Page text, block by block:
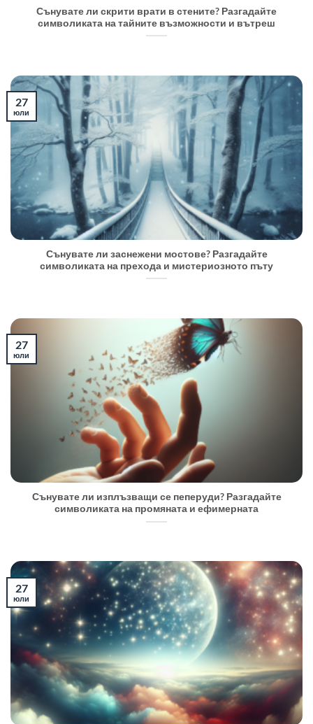
Сънувате ли скрити врати в стените? Разгадайте
символиката на тайните възможности и вътреш
Сънувате ли заснежени мостове? Разгадайте
символиката на прехода и мистериозното пъту
27
юли
Сънувате ли изплъзващи се пеперуди? Разгадайте
символиката на промяната и ефимерната
27
юли
27
юли